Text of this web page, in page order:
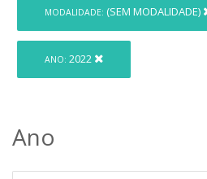
MODALIDADE: (SEM MODALIDADE)
ANO: 2022
Ano